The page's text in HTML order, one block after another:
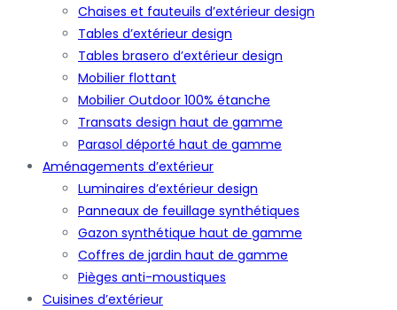
Chaises et fauteuils d’extérieur design
Tables d’extérieur design
Tables brasero d’extérieur design
Mobilier flottant
Mobilier Outdoor 100% étanche
Transats design haut de gamme
Parasol déporté haut de gamme
Aménagements d’extérieur
Luminaires d’extérieur design
Panneaux de feuillage synthétiques
Gazon synthétique haut de gamme
Coffres de jardin haut de gamme
Pièges anti-moustiques
Cuisines d’extérieur